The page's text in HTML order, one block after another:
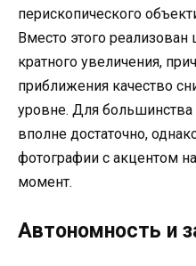
перископического
Вместо этого
кратного увеличения,
приближения качество
уровне. Для большинства
вполне достаточно,
фотографии с акцентом
момент.
Автономность и